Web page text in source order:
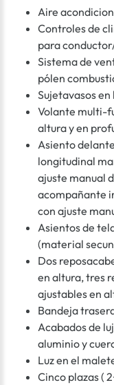
Aire
Controles de
para
Sistema de
pólen
Sujetavasos
Volante multi-
altura y en
Asiento
longitudinal
ajuste manual
acompañante
con ajuste
Asientos de
(material
Dos
en altura, tres
ajustables en
Bandeja
Acabados de
aluminio y
Luz en el
Cinco plazas (